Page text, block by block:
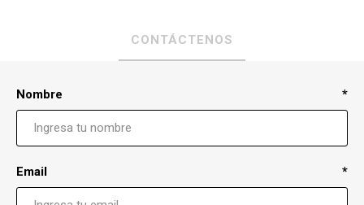
CONTÁCTENOS
Nombre *
Email *